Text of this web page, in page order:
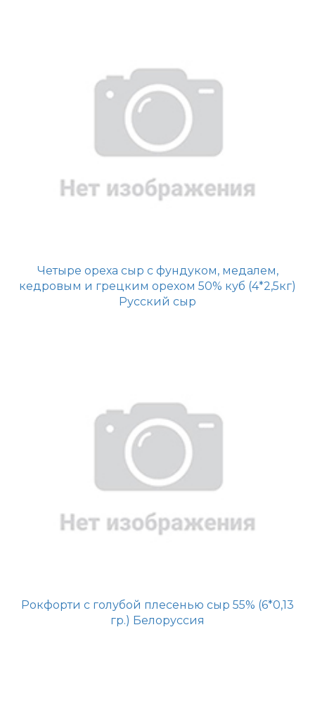
Четыре ореха сыр с фундуком, медалем,
кедровым и грецким орехом 50% куб (4*2,5кг)
Русский сыр
Рокфорти с голубой плесенью сыр 55% (6*0,13
гр.) Белоруссия